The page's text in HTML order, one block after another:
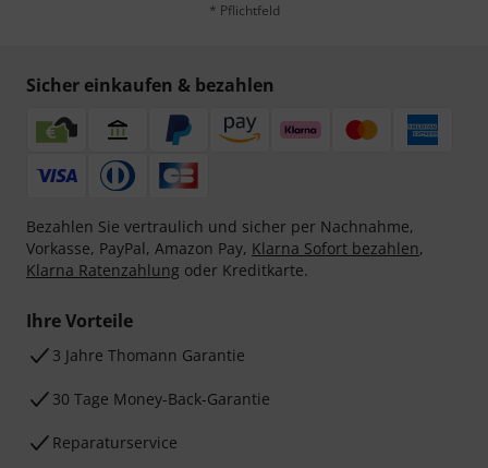
* Pflichtfeld
Sicher einkaufen & bezahlen
Bezahlen Sie vertraulich und sicher per Nachnahme,
Vorkasse, PayPal, Amazon Pay, Klarna Sofort bezahlen,
Klarna Ratenzahlung oder Kreditkarte.
Ihre Vorteile
3 Jahre Thomann Garantie
30 Tage Money-Back-Garantie
Reparaturservice